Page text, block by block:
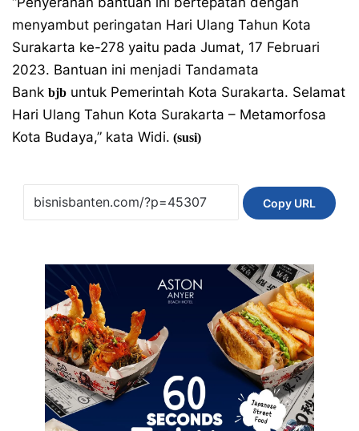
menyambut peringatan Hari Ulang Tahun Kota
Surakarta ke-278 yaitu pada Jumat, 17 Februari
2023. Bantuan ini menjadi Tandamata
Bank bjb untuk Pemerintah Kota Surakarta. Selamat
Hari Ulang Tahun Kota Surakarta – Metamorfosa
Kota Budaya,” kata Widi. (susi)
Copy URL